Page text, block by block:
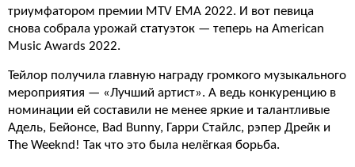
триумфатором премии MTV EMA 2022. И вот певица
снова собрала урожай статуэток — теперь на American
Music Awards 2022.
Тейлор получила главную награду громкого музыкального
мероприятия — «Лучший артист». А ведь конкуренцию в
номинации ей составили не менее яркие и талантливые
Адель, Бейонсе, Bad Bunny, Гарри Стайлс, рэпер Дрейк и
The Weeknd! Так что это была нелёгкая борьба.